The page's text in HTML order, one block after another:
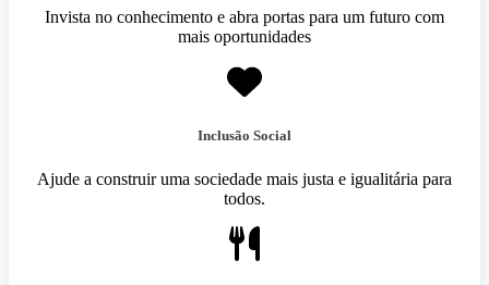
Invista no conhecimento e abra portas para um futuro com
mais oportunidades
Inclusão Social
Ajude a construir uma sociedade mais justa e igualitária para
todos.